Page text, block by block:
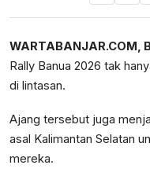
WARTABANJAR.COM,
Rally Banua 2026 tak
di lintasan.
Ajang tersebut juga
asal Kalimantan Selatan
mereka.